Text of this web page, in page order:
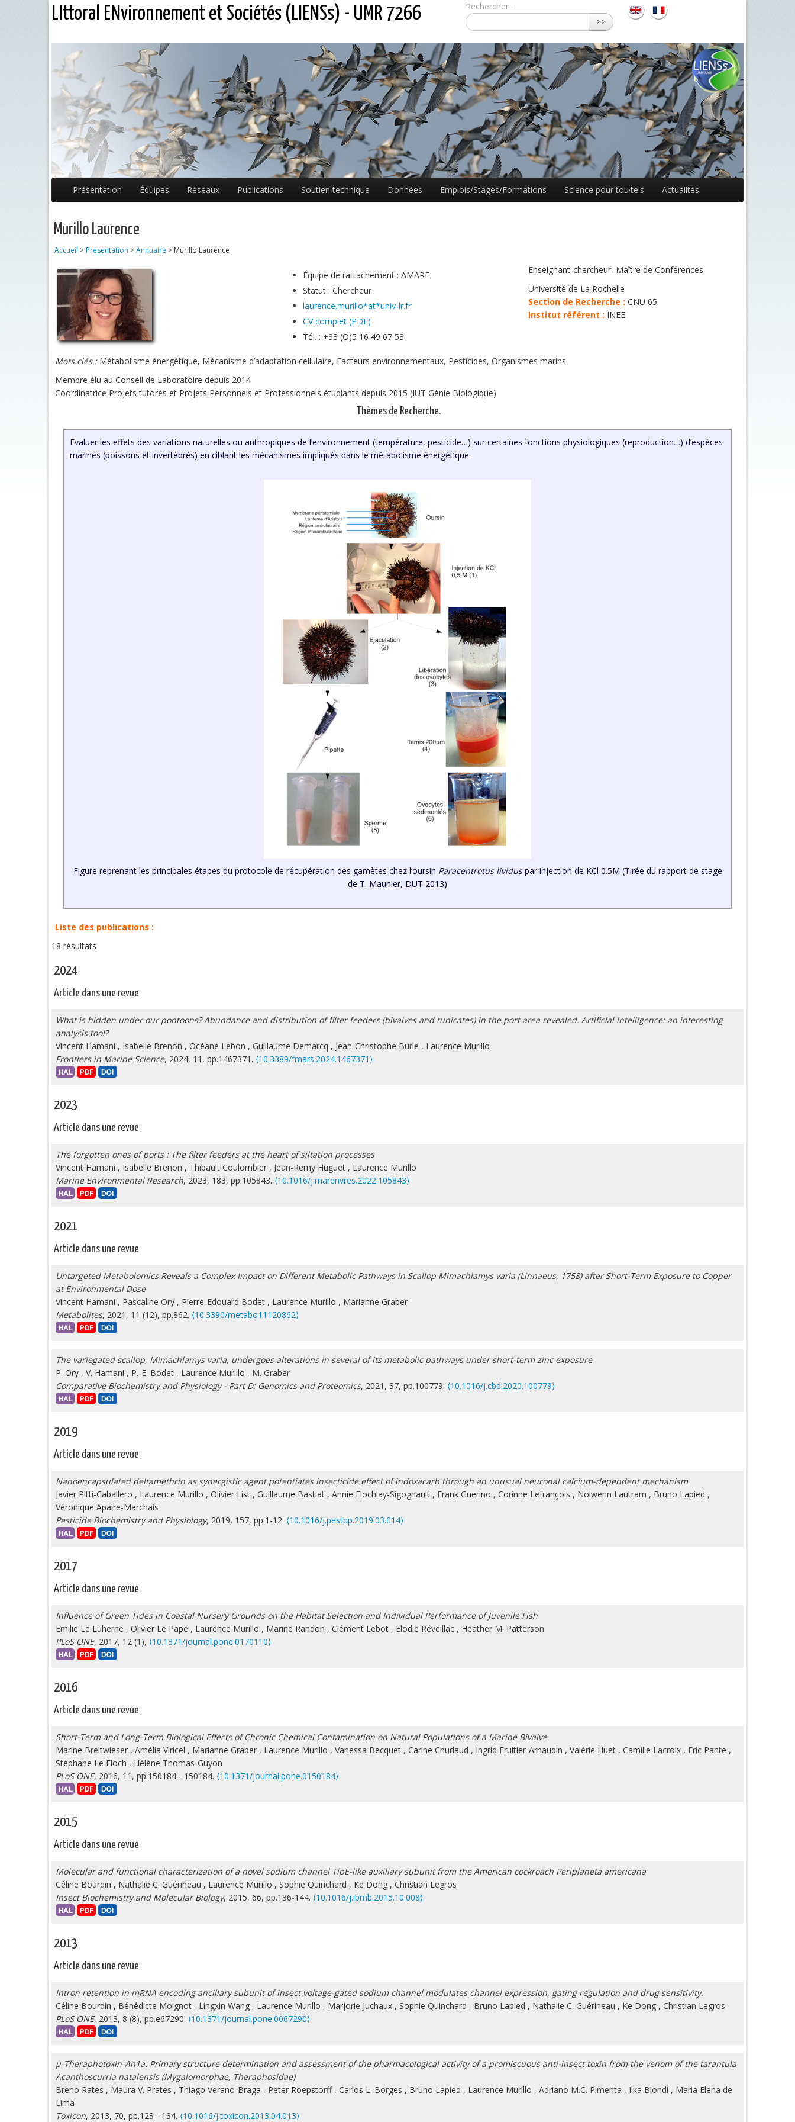
LIttoral ENvironnement et Sociétés (LIENSs) - UMR 7266
Rechercher :
>>
Présentation Équipes Réseaux Publications Soutien technique Données Emplois/Stages/Formations Science pour tou·te·s Actualités
Murillo Laurence
Accueil >Présentation >Annuaire > Murillo Laurence
Équipe de rattachement : AMARE
Statut : Chercheur
laurence.murillo*at*univ-lr.fr
CV complet (PDF)
Tél. : +33 (O)5 16 49 67 53
Enseignant-chercheur, Maître de Conférences
Université de La Rochelle
Section de Recherche : CNU 65
Institut référent : INEE
Mots clés :Métabolisme énergétique, Mécanisme d’adaptation cellulaire, Facteurs environnementaux, Pesticides, Organismes marins
Membre élu au Conseil de Laboratoire depuis 2014
Coordinatrice Projets tutorés et Projets Personnels et Professionnels étudiants depuis 2015 (IUT Génie Biologique)
Thèmes de Recherche.
Evaluer les effets des variations naturelles ou anthropiques de l’environnement (température, pesticide…) sur certaines fonctions physiologiques (reproduction…) d’espèces
marines (poissons et invertébrés) en ciblant les mécanismes impliqués dans le métabolisme énergétique.
Figure reprenant les principales étapes du protocole de récupération des gamètes chez l’oursin Paracentrotus lividuspar injection de KCl 0.5M (Tirée du rapport de stage
de T. Maunier, DUT 2013)
Liste des publications :
18 résultats
2024
Article dans une revue
What is hidden under our pontoons? Abundance and distribution of filter feeders (bivalves and tunicates) in the port area revealed. Artificial intelligence: an interesting
analysis tool?
Vincent Hamani , Isabelle Brenon , Océane Lebon , Guillaume Demarcq , Jean-Christophe Burie , Laurence Murillo
Frontiers in Marine Science, 2024, 11, pp.1467371. ⟨10.3389/fmars.2024.1467371⟩
2023
Article dans une revue
The forgotten ones of ports : The filter feeders at the heart of siltation processes
Vincent Hamani , Isabelle Brenon , Thibault Coulombier , Jean-Remy Huguet , Laurence Murillo
Marine Environmental Research, 2023, 183, pp.105843. ⟨10.1016/j.marenvres.2022.105843⟩
2021
Article dans une revue
Untargeted Metabolomics Reveals a Complex Impact on Different Metabolic Pathways in Scallop Mimachlamys varia (Linnaeus, 1758) after Short-Term Exposure to Copper
at Environmental Dose
Vincent Hamani , Pascaline Ory , Pierre-Edouard Bodet , Laurence Murillo , Marianne Graber
Metabolites, 2021, 11 (12), pp.862. ⟨10.3390/metabo11120862⟩
The variegated scallop, Mimachlamys varia, undergoes alterations in several of its metabolic pathways under short-term zinc exposure
P. Ory , V. Hamani , P.-E. Bodet , Laurence Murillo , M. Graber
Comparative Biochemistry and Physiology - Part D: Genomics and Proteomics, 2021, 37, pp.100779. ⟨10.1016/j.cbd.2020.100779⟩
2019
Article dans une revue
Nanoencapsulated deltamethrin as synergistic agent potentiates insecticide effect of indoxacarb through an unusual neuronal calcium-dependent mechanism
Javier Pitti-Caballero , Laurence Murillo , Olivier List , Guillaume Bastiat , Annie Flochlay-Sigognault , Frank Guerino , Corinne Lefrançois , Nolwenn Lautram , Bruno Lapied ,
Véronique Apaire-Marchais
Pesticide Biochemistry and Physiology, 2019, 157, pp.1-12. ⟨10.1016/j.pestbp.2019.03.014⟩
2017
Article dans une revue
Influence of Green Tides in Coastal Nursery Grounds on the Habitat Selection and Individual Performance of Juvenile Fish
Emilie Le Luherne , Olivier Le Pape , Laurence Murillo , Marine Randon , Clément Lebot , Elodie Réveillac , Heather M. Patterson
PLoS ONE, 2017, 12 (1), ⟨10.1371/journal.pone.0170110⟩
2016
Article dans une revue
Short-Term and Long-Term Biological Effects of Chronic Chemical Contamination on Natural Populations of a Marine Bivalve
Marine Breitwieser , Amélia Viricel , Marianne Graber , Laurence Murillo , Vanessa Becquet , Carine Churlaud , Ingrid Fruitier-Arnaudin , Valérie Huet , Camille Lacroix , Eric Pante ,
Stéphane Le Floch , Hélène Thomas-Guyon
PLoS ONE, 2016, 11, pp.150184 - 150184. ⟨10.1371/journal.pone.0150184⟩
2015
Article dans une revue
Molecular and functional characterization of a novel sodium channel TipE-like auxiliary subunit from the American cockroach Periplaneta americana
Céline Bourdin , Nathalie C. Guérineau , Laurence Murillo , Sophie Quinchard , Ke Dong , Christian Legros
Insect Biochemistry and Molecular Biology, 2015, 66, pp.136-144. ⟨10.1016/j.ibmb.2015.10.008⟩
2013
Article dans une revue
Intron retention in mRNA encoding ancillary subunit of insect voltage-gated sodium channel modulates channel expression, gating regulation and drug sensitivity.
Céline Bourdin , Bénédicte Moignot , Lingxin Wang , Laurence Murillo , Marjorie Juchaux , Sophie Quinchard , Bruno Lapied , Nathalie C. Guérineau , Ke Dong , Christian Legros
PLoS ONE, 2013, 8 (8), pp.e67290. ⟨10.1371/journal.pone.0067290⟩
μ-Theraphotoxin-An1a: Primary structure determination and assessment of the pharmacological activity of a promiscuous anti-insect toxin from the venom of the tarantula
Acanthoscurria natalensis (Mygalomorphae, Theraphosidae)
Breno Rates , Maura V. Prates , Thiago Verano-Braga , Peter Roepstorff, Carlos L. Borges , Bruno Lapied , Laurence Murillo , Adriano M.C. Pimenta , Ilka Biondi , Maria Elena de
Lima
Toxicon, 2013, 70, pp.123 - 134. ⟨10.1016/j.toxicon.2013.04.013⟩